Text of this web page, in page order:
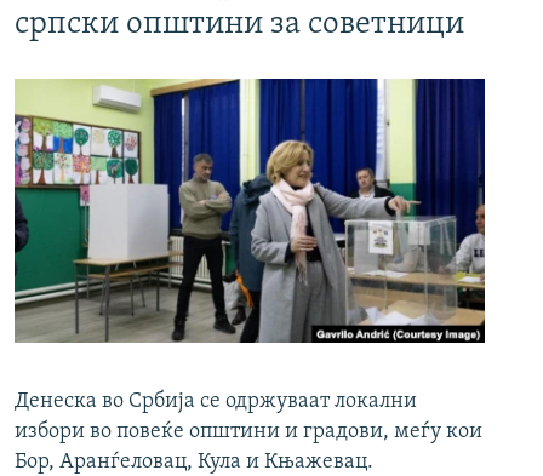
српски општини за советници
Денеска во Србија се одржуваат локални
избори во повеќе општини и градови, меѓу кои
Бор, Аранѓеловац, Кула и Књажевац.